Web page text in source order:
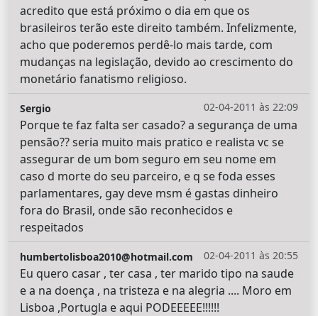
acredito que está próximo o dia em que os
brasileiros terão este direito também. Infelizmente,
acho que poderemos perdê-lo mais tarde, com
mudanças na legislação, devido ao crescimento do
monetário fanatismo religioso.
02-04-2011 às 22:09
Sergio
Porque te faz falta ser casado? a segurança de uma
pensão?? seria muito mais pratico e realista vc se
assegurar de um bom seguro em seu nome em
caso d morte do seu parceiro, e q se foda esses
parlamentares, gay deve msm é gastas dinheiro
fora do Brasil, onde são reconhecidos e
respeitados
02-04-2011 às 20:55
humbertolisboa2010@hotmail.com
Eu quero casar , ter casa , ter marido tipo na saude
e a na doença , na tristeza e na alegria .... Moro em
Lisboa ,Portugla e aqui PODEEEEE!!!!!!